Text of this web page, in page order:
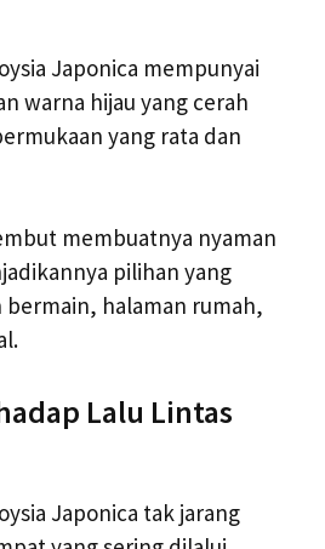
Japonica mempunyai
warna hijau yang cerah
yang rata dan
membuatnya nyaman
pilihan yang
halaman rumah,
Lalu Lintas
Japonica tak jarang